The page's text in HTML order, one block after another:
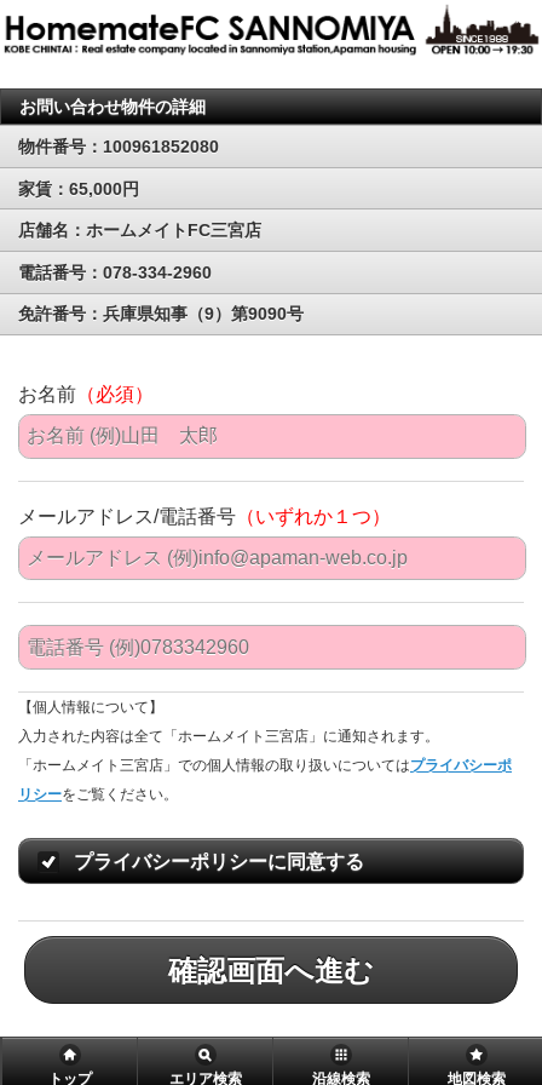
お問い合わせ物件の詳細
物件番号：100961852080
家賃：65,000円
店舗名：ホームメイトFC三宮店
電話番号：078-334-2960
免許番号：兵庫県知事（9）第9090号
お名前 （必須）
メールアドレス/電話番号 （いずれか１つ）
【個人情報について】
入力された内容は全て「ホームメイト三宮店」に通知されます。
「ホームメイト三宮店」での個人情報の取り扱いについてはプライバシーポ
リシーをご覧ください。
プライバシーポリシーに同意する
確認画面へ進む
トップ エリア検索 沿線検索 地図検索